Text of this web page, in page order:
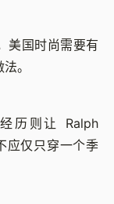
美国时尚需要有
。
历则让 Ralph
应仅只穿一个季